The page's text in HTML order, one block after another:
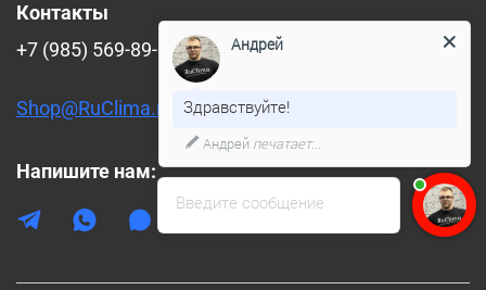
Контакты
+7 (985) 569-89-88
Shop@RuClima.ru
Напишите нам:
Введите сообщение
Андрей
Здравствуйте!
Андрей печатает...